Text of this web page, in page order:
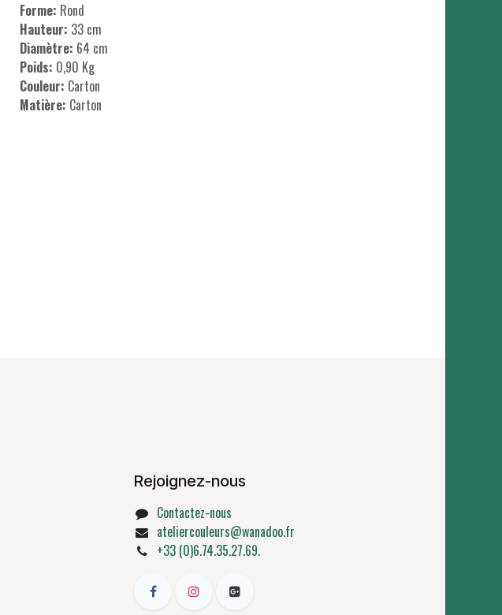
Forme: Rond
Hauteur: 33 cm
Diamètre: 64 cm
Poids: 0,90 Kg
Couleur: Carton
Matière: Carton
Rejoignez-nous
Contactez-nous
ateliercouleurs@wanadoo.fr
+33 (0)6.74.35.27.69.